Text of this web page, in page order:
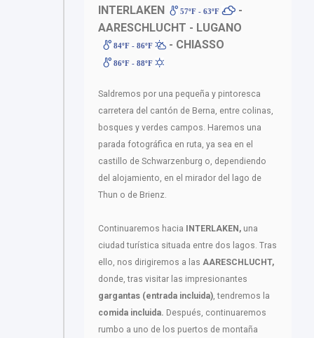
INTERLAKEN
57ºF - 63ºF
-
AARESCHLUCHT - LUGANO
84ºF - 86ºF - CHIASSO
86ºF - 88ºF
Saldremos por una pequeña y pintoresca
carretera del cantón de Berna, entre colinas,
bosques y verdes campos. Haremos una
parada fotográfica en ruta, ya sea en el
castillo de Schwarzenburg o, dependiendo
del alojamiento, en el mirador del lago de
Thun o de Brienz.
Continuaremos hacia INTERLAKEN, una
ciudad turística situada entre dos lagos. Tras
ello, nos dirigiremos a las AARESCHLUCHT,
donde, tras visitar las impresionantes
gargantas (entrada incluida) , tendremos la
comida incluida. Después, continuaremos
rumbo a uno de los puertos de montaña